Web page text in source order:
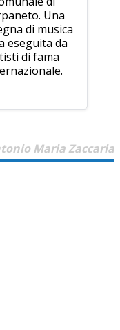
Una
di musica
eseguita da
di fama
Maria Zaccaria